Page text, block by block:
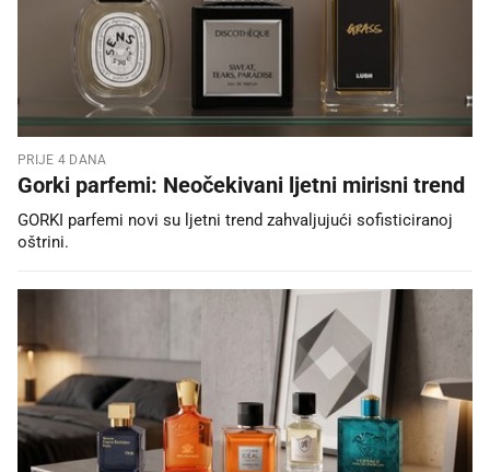
PRIJE 4 DANA
Gorki parfemi: Neočekivani ljetni mirisni trend
GORKI parfemi novi su ljetni trend zahvaljujući sofisticiranoj
oštrini.